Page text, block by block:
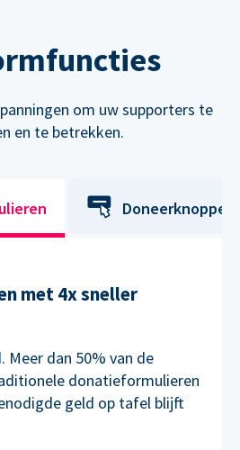
om uw supporters te
en te betrekken.
Doneerknoppen
met 4x sneller
Meer dan 50% van de
donatieformulieren
geld op tafel blijft